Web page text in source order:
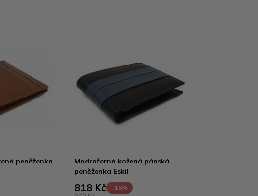
peněženka
Modročerná kožená pánská
peněženka Eskil
818 Kč -15%